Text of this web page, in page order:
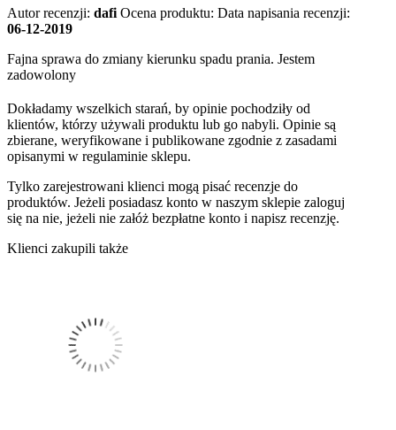
Autor recenzji: dafi Ocena produktu: Data napisania recenzji:
06-12-2019
Fajna sprawa do zmiany kierunku spadu prania. Jestem
zadowolony
Dokładamy wszelkich starań, by opinie pochodziły od
klientów, którzy używali produktu lub go nabyli. Opinie są
zbierane, weryfikowane i publikowane zgodnie z zasadami
opisanymi w regulaminie sklepu.
Tylko zarejestrowani klienci mogą pisać recenzje do
produktów. Jeżeli posiadasz konto w naszym sklepie zaloguj
się na nie, jeżeli nie załóż bezpłatne konto i napisz recenzję.
Klienci zakupili także